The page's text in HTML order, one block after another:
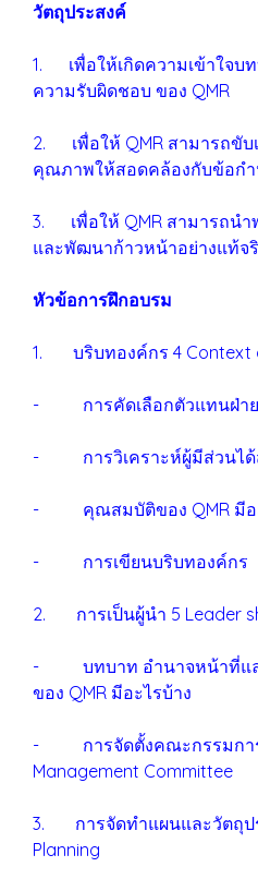
วัตถุประสงค์
1. เพื่อให้เกิดความเข้าใจบ
ความรับผิดชอบ ของ QMR
2. เพื่อให้ QMR สามารถขับ
คุณภาพให้สอดคล้องกับข้อก
3. เพื่อให้ QMR สามารถนำ
และพัฒนาก้าวหน้าอย่างแท้จ
หัวข้อการฝึกอบรม
1. บริบทองค์กร 4 Context
- การคัดเลือกตัวแทนฝ่า
- การวิเคราะห์ผู้มีส่วนได้
- คุณสมบัติของ QMR มีอ
- การเขียนบริบทองค์กร
2. การเป็นผู้นำ 5 Leader
- บทบาท อำนาจหน้าที่แล
ของ QMR มีอะไรบ้าง
- การจัดตั้งคณะกรรมการ
Management Committee
3. การจัดทำแผนและวัตถุป
Planning